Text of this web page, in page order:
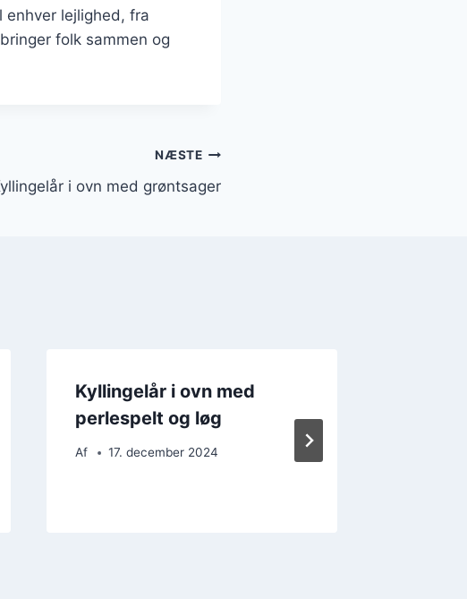
enhver lejlighed, fra
folk sammen og
NÆSTE
i ovn med grøntsager
Kyllingelår i ovn med
perlespelt og løg
Af 17. december 2024